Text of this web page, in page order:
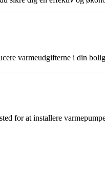
varmeudgifterne i din
for at installere